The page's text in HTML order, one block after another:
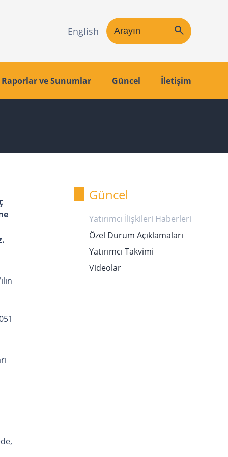
English search
Raporlar ve Sunumlar Güncel İletişim
Güncel
Yatırımcı İlişkileri Haberleri
Özel Durum Açıklamaları
Yatırımcı Takvimi
Videolar